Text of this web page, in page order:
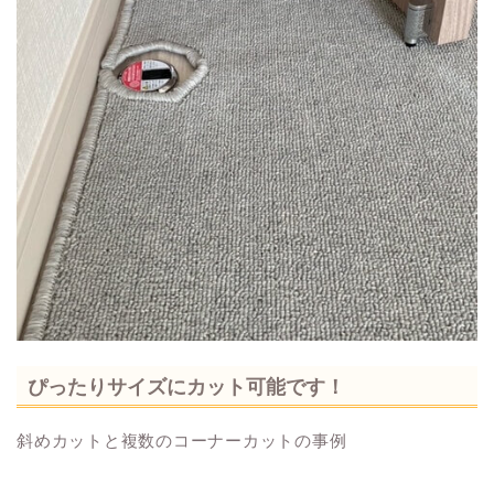
ぴったりサイズにカット可能です！
斜めカットと複数のコーナーカットの事例